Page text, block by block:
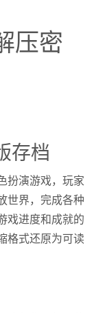
压密
存档
扮演游戏，玩家
世界，完成各种
戏进度和成就的
格式还原为可读